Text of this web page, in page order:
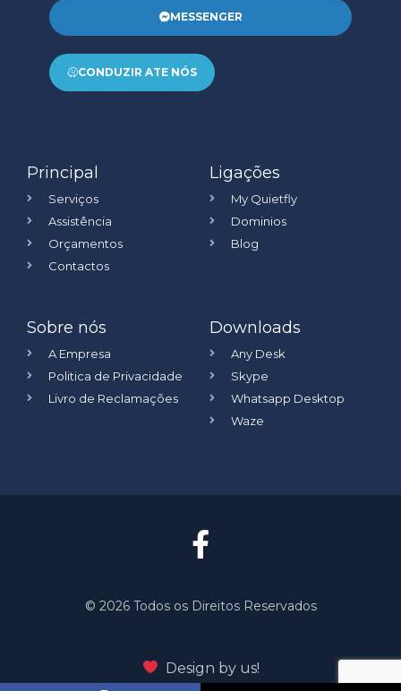
MESSENGER
CONDUZIR ATE NÓS
Principal
Serviços
Assistência
Orçamentos
Contactos
Ligações
My Quietfly
Dominios
Blog
Sobre nós
A Empresa
Politica de Privacidade
Livro de Reclamações
Downloads
Any Desk
Skype
Whatsapp Desktop
Waze
©️ 2026 Todos os Direitos Reservados
Design by us!